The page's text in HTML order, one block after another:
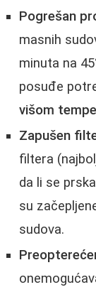
Pogrešan
masnih
minuta na
posuđe
višom
Zapušen
filtera
da li se
su
sudova.